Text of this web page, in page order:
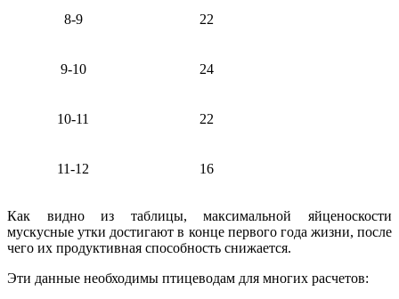
8-9 22
9-10 24
10-11 22
11-12 16
Как видно из таблицы, максимальной яйценоскости
мускусные утки достигают в конце первого года жизни, после
чего их продуктивная способность снижается.
Эти данные необходимы птицеводам для многих расчетов: